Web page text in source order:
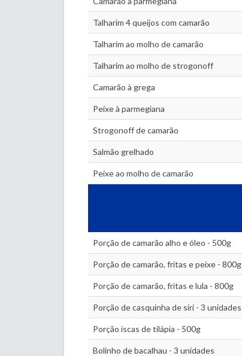
Talharim 4 queijos com camarão
Talharim ao molho de camarão
Talharim ao molho de strogonoff
Camarão à grega
Peixe à parmegiana
Strogonoff de camarão
Salmão grelhado
Peixe ao molho de camarão
Porção de camarão alho e óleo - 500g
Porção de camarão, fritas e peixe - 800g
Porção de camarão, fritas e lula - 800g
Porção de casquinha de siri - 3 unidades
Porção iscas de tilápia - 500g
Bolinho de bacalhau - 3 unidades